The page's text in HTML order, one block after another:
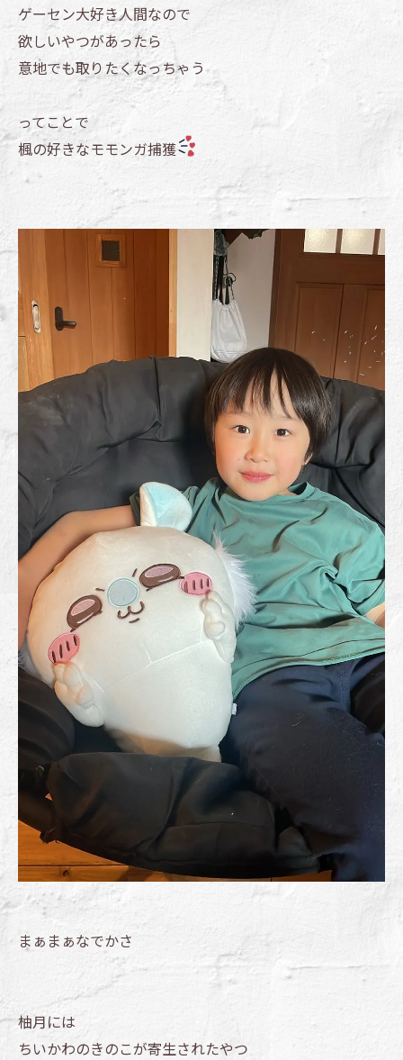
ゲーセン大好き人間なので
欲しいやつがあったら
意地でも取りたくなっちゃう
ってことで
楓の好きなモモンガ捕獲
まぁまぁなでかさ
柚月には
ちいかわのきのこが寄生されたやつ